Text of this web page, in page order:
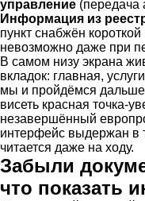
управление (передача
Информация из
пункт снабжён
невозможно даже при
В самом низу экрана
вкладок: главная,
мы и пройдёмся
висеть красная точка-
незавершённый
интерфейс выдержан в
читается даже на ходу.
Забыли
что показать